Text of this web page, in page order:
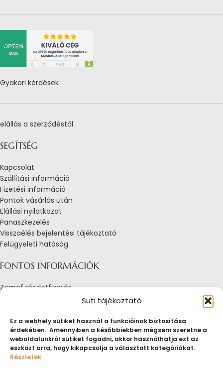
Süti tájékoztató
Ez a webhely sütiket használ a funkcióinak biztosítása
érdekében. Amennyiben a későbbiekben mégsem szeretne a
weboldalunkról sütiket fogadni, akkor használhatja ezt az
eszközt arra, hogy kikapcsolja a választott kategóriákat.
Részletek
Gyakori kérdések
elállás a szerződéstől
SEGÍTSÉG
Kapcsolat
Szállítási információ
Fizetési információ
Pontok vásárlás után
Elállási nyilatkozat
Panaszkezelés
Visszaélés bejelentési tájékoztató
Felügyeleti hatóság
FONTOS INFORMÁCIÓK
Zemef részletfizetés
Adatkezelési tájékoztató
Tájékoztató sütik alkalmazásáról
Fogyasztóvédelmi tájékoztató
Jogi nyilatkozat
Impresszum